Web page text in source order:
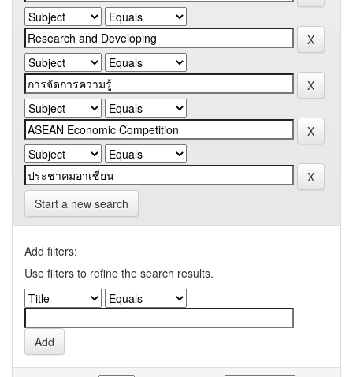
Start a new search
Add filters:
Use filters to refine the search results.